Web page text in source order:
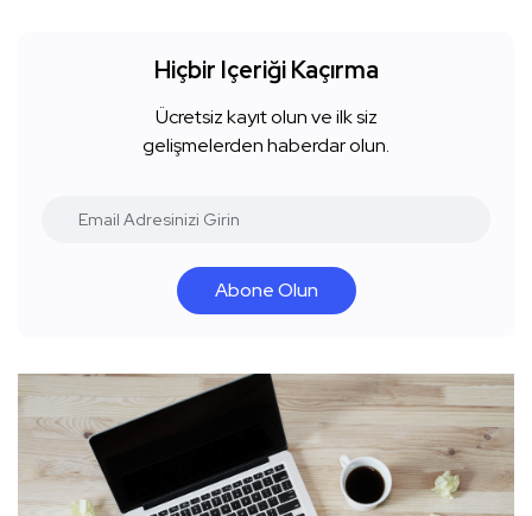
Hiçbir Içeriği Kaçırma
Ücretsiz kayıt olun ve ilk siz
gelişmelerden haberdar olun.
Abone Olun